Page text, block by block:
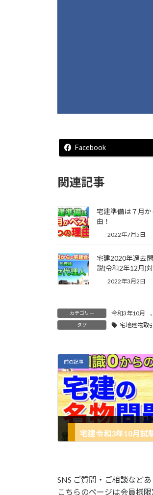
Facebook
関連記事
宅建準備は７月
由！
2022年7月5日
宅建2020年過去
説(令和2年12月)対
2022年3月2日
カテゴリー 令和3年10月 、
タグ 宅地建物取
前の記事
SNS ご質問・ご相談など
こちらのページは会員様